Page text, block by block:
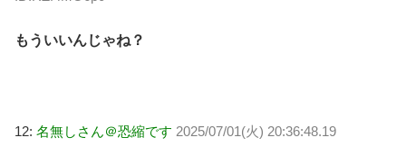
もういいんじゃね？
12: 名無しさん＠恐縮です 2025/07/01(火) 20:36:48.19